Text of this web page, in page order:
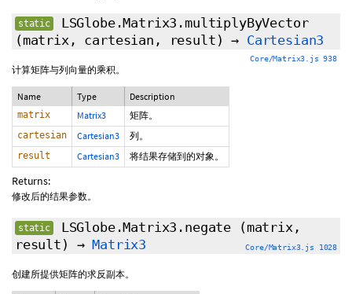
static
LSGlobe.Matrix3.multiplyByVector
(matrix, cartesian, result)→ Cartesian3
Core/Matrix3.js 938
计算矩阵与列向量的乘积。
Name Type Description
matrix Matrix3 矩阵。
cartesian Cartesian3 列。
result Cartesian3 将结果存储到的对象。
Returns:
修改后的结果参数。
static LSGlobe.Matrix3.negate
(matrix,
result) →Matrix3 Core/Matrix3.js 1028
创建所提供矩阵的求反副本。